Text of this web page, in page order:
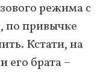
режима с
по привычке
Кстати, на
его брата –